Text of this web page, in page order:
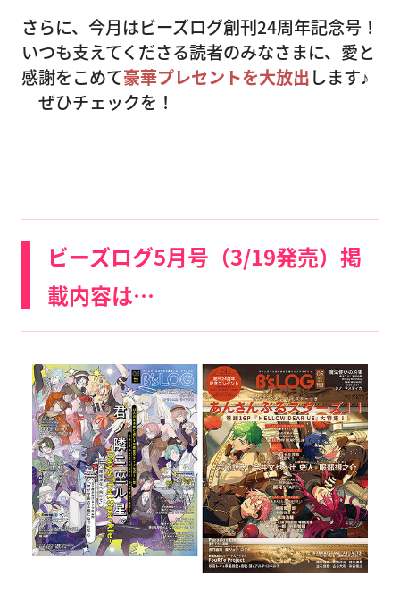
さらに、今月はビーズログ創刊24周年記念号！
いつも支えてくださる読者のみなさまに、愛と
感謝をこめて豪華プレセントを大放出します♪
ぜひチェックを！
ビーズログ5月号（3/19発売）掲
載内容は…